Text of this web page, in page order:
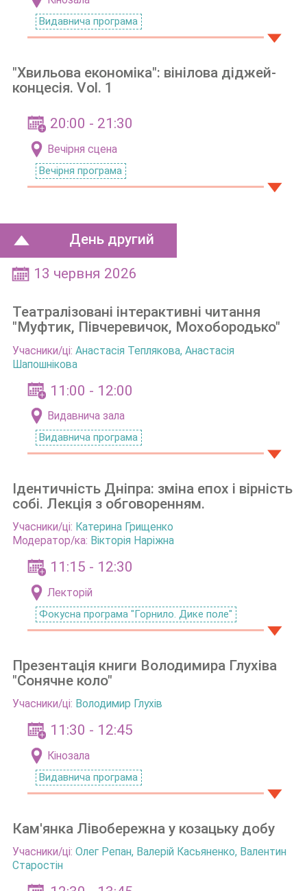
Видавнича програма
20:00 - 21:30
Вечірня сцена
Вечірня програма
"Хвильова економіка": вінілова діджей-
концесія. Vol. 1
День другий
13 червня 2026
11:00 - 12:00
Видавнича зала
Видавнича програма
Театралізовані інтерактивні читання
"Муфтик, Півчеревичок, Мохобородько"
Учасники/ці: Анастасія Теплякова, Анастасія
Шапошнікова
11:15 - 12:30
Лекторій
Фокусна програма "Горнило. Дике поле"
Ідентичність Дніпра: зміна епох і вірність
собі. Лекція з обговоренням.
Учасники/ці: Катерина Грищенко
Модератор/ка: Вікторія Наріжна
11:30 - 12:45
Кінозала
Видавнича програма
Презентація книги Володимира Глухіва
"Сонячне коло"
Учасники/ці: Володимир Глухів
Кам'янка Лівобережна у козацьку добу
Учасники/ці: Олег Репан, Валерій Касьяненко, Валентин
Старостін